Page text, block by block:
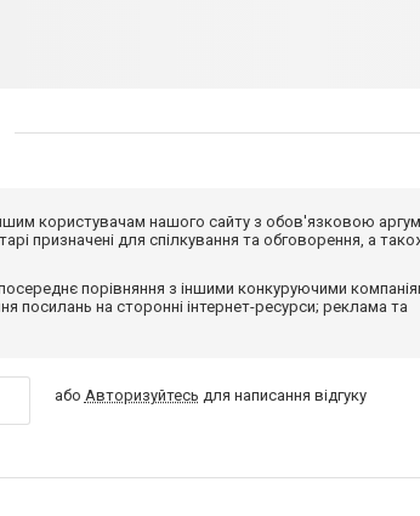
користувачам нашого сайту з обов'язковою
призначені для спілкування та обговорення, а
порівняння з іншими конкуруючими
посилань на сторонні інтернет-ресурси; реклама та
або Авторизуйтесь для написання відгуку